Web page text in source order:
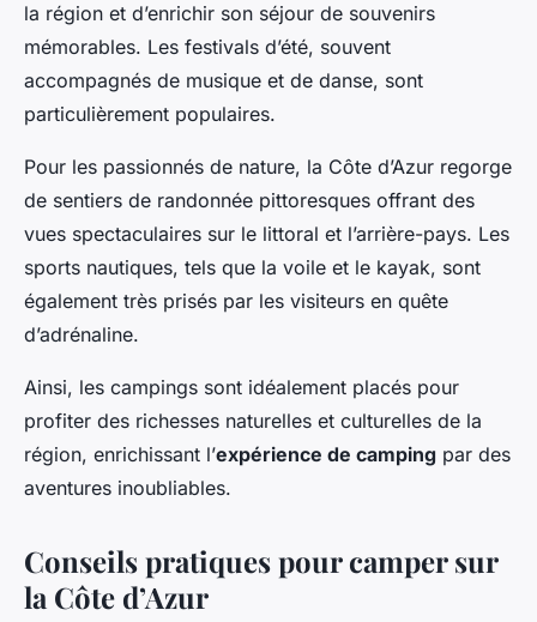
la région et d’enrichir son séjour de souvenirs
mémorables. Les festivals d’été, souvent
accompagnés de musique et de danse, sont
particulièrement populaires.
Pour les passionnés de nature, la Côte d’Azur regorge
de sentiers de randonnée pittoresques offrant des
vues spectaculaires sur le littoral et l’arrière-pays. Les
sports nautiques, tels que la voile et le kayak, sont
également très prisés par les visiteurs en quête
d’adrénaline.
Ainsi, les campings sont idéalement placés pour
profiter des richesses naturelles et culturelles de la
région, enrichissant l’expérience de camping par des
aventures inoubliables.
Conseils pratiques pour camper sur
la Côte d’Azur